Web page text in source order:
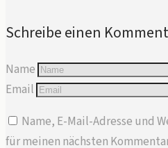
Schreibe einen
Name
Email
Name, E-Mail-Adresse und
für meinen nächsten